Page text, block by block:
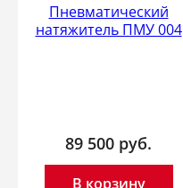
Пневматический
натяжитель ПМУ 004
89 500 руб.
В корзину